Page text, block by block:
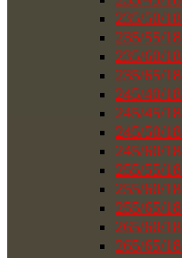
235/50/18
235/55/18
235/60/18
235/65/18
245/40/18
245/45/18
245/50/18
245/60/18
255/55/18
255/60/18
255/65/18
265/60/18
265/65/18